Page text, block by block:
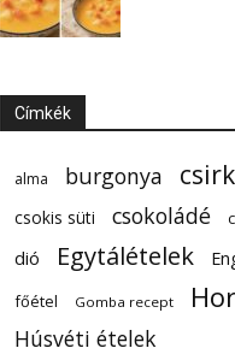
Címkék
alma burgonya
csokis süti csokoládé
dió Egytálételek
főétel Gomba recept
Húsvéti ételek